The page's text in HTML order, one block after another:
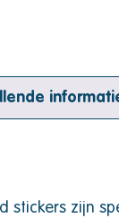
stickers zijn